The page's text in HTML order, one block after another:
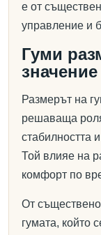
е от
управление и
Гуми
значение
Размерът на
решаваща
стабилността
Той влияе на
комфорт по
От
гумата, който